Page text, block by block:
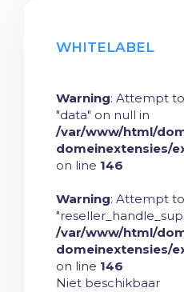
WHITELABEL
Warning: Attempt
"data" on null in
/var/www/html/
domeinextensies/
on line 146
Warning: Attempt
/var/www/html/
domeinextensies/
on line 146
Niet beschikbaar